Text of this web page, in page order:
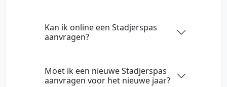
Kan ik online een Stadjerspas
aanvragen?
Moet ik een nieuwe Stadjerspas
aanvragen voor het nieuwe jaar?